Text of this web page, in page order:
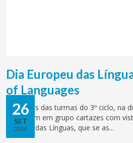
26
SET
2024
Dia Europeu das
of Languages
Os alunos das turmas do 3º ciclo, na
realizaram em grupo cartazes com
Europeu das Línguas, que se as...